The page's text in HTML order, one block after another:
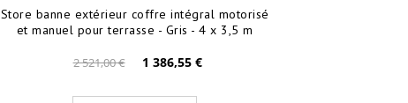
Store banne extérieur coffre intégral motorisé
et manuel pour terrasse - Gris - 4 x 3,5 m
2 521,00 € 1 386,55 €